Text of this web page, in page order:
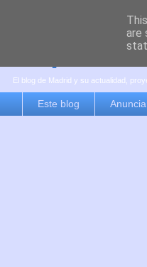
es por
El blog de Madrid y su actualidad,
Este blog
are